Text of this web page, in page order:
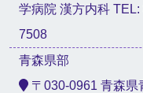
学病院 漢方内科
7508
青森県部
〒030-0961 青森県